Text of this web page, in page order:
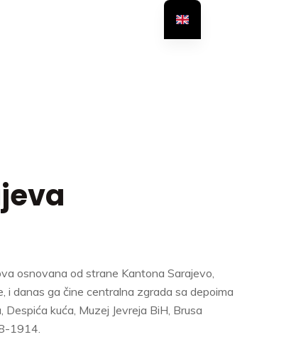
osnovana od strane Kantona Sarajevo,
i danas ga čine centralna zgrada sa depoima
kuća, Muzej Jevreja BiH, Brusa
1914.